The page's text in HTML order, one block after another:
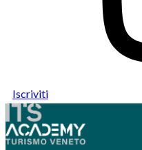
Iscriviti